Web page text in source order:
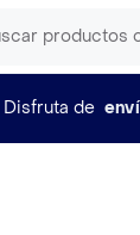
Disfruta de